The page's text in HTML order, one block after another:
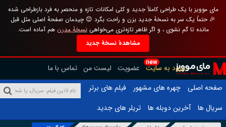
مای موویز با یک طراحی کاملاً جدید و کلی امکانات تازه و منحصر به فرد بازطراحی شده
🎉 حتماً یک سر به نسخهٔ جدید بزن و راحت بگرد 😊 چیدمان صفحهٔ اصلی مثل قبل
مانده تا گم نشوی ، و اگر ظاهر تازه‌تری می‌خواهینسخهٔ مدرن هم آماده است.
مشاهدهٔ نسخهٔ جدید
new
ورود به سایت عضویت لیست من تماس با ما
صفحه اصلی
چهره های مشهور
فیلم های برتر
سریال ها
آخرین دوبله ها تریلر های جدید